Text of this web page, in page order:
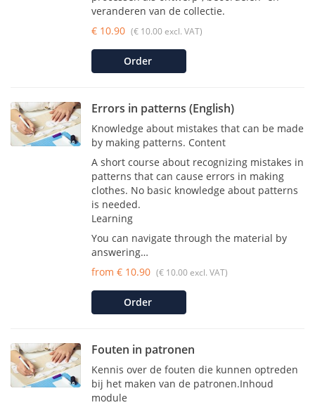
veranderen van de collectie.
€ 10.90 (€ 10.00 excl. VAT)
Order
Errors in patterns (English)
Knowledge about mistakes that can be made
by making patterns. Content
A short course about recognizing mistakes in
patterns that can cause errors in making
clothes. No basic knowledge about patterns
is needed.
Learning
You can navigate through the material by
answering…
from € 10.90 (€ 10.00 excl. VAT)
Order
Fouten in patronen
Kennis over de fouten die kunnen optreden
bij het maken van de patronen.Inhoud
module